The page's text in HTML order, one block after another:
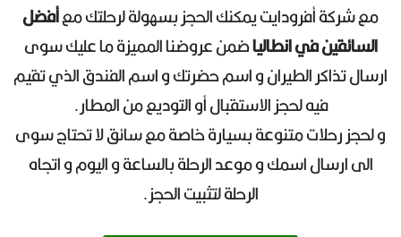
مع شركة أفرودايت يمكنك الحجز بسهولة لرحلتك معأفضل
السائقين في انطالياضمن عروضنا المميزة ما عليك سوى
ارسال تذاكر الطيران و اسم حضرتك و اسم الفندق الذي تقيم
فيه لحجز الاستقبال أو التوديع من المطار.
و لحجز رحلات متنوعة بسيارة خاصة مع سائق لا تحتاج سوى
الى ارسال اسمك و موعد الرحلة بالساعة و اليوم و اتجاه
الرحلة لتثبيت الحجز.